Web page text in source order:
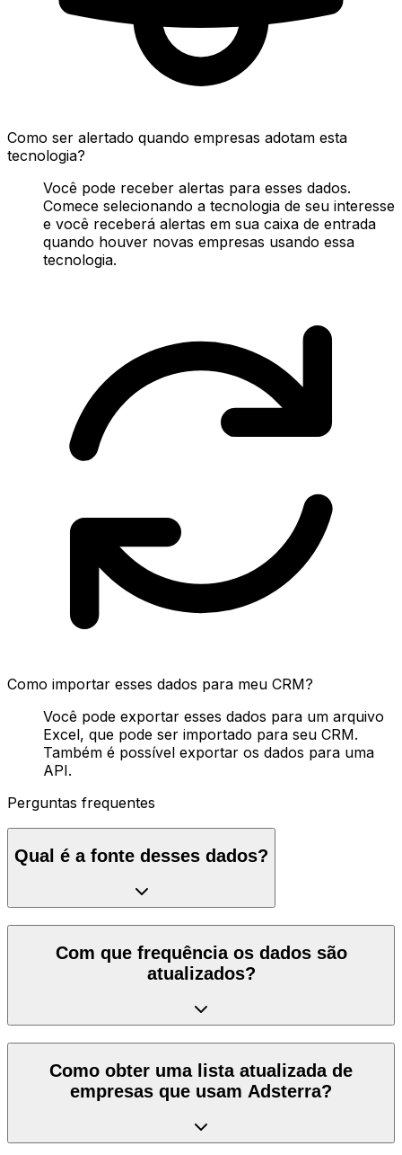
Como ser alertado quando empresas adotam esta
tecnologia?
Você pode receber alertas para esses dados.
Comece selecionando a tecnologia de seu interesse
e você receberá alertas em sua caixa de entrada
quando houver novas empresas usando essa
tecnologia.
Como importar esses dados para meu CRM?
Você pode exportar esses dados para um arquivo
Excel, que pode ser importado para seu CRM.
Também é possível exportar os dados para uma
API.
Perguntas frequentes
Qual é a fonte desses dados?
Com que frequência os dados são
atualizados?
Como obter uma lista atualizada de
empresas que usam Adsterra?